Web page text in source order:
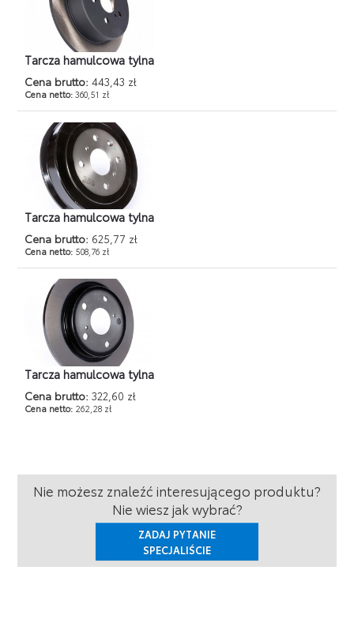
Tarcza hamulcowa tylna
Cena brutto: 443,43 zł
Cena netto:360,51 zł
Tarcza hamulcowa tylna
Cena brutto: 625,77 zł
Cena netto: 508,76 zł
Tarcza hamulcowa tylna
Cena brutto: 322,60 zł
Cena netto: 262,28 zł
Nie możesz znaleźć interesującego produktu?
Nie wiesz jak wybrać?
ZADAJ PYTANIE
SPECJALIŚCIE